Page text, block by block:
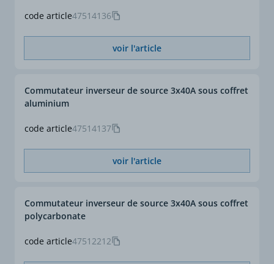
code article47514136
voir l'article
code article47514137
Commutateur inverseur de source 3x40A sous coffret
aluminium
voir l'article
code article47512212
Commutateur inverseur de source 3x40A sous coffret
polycarbonate